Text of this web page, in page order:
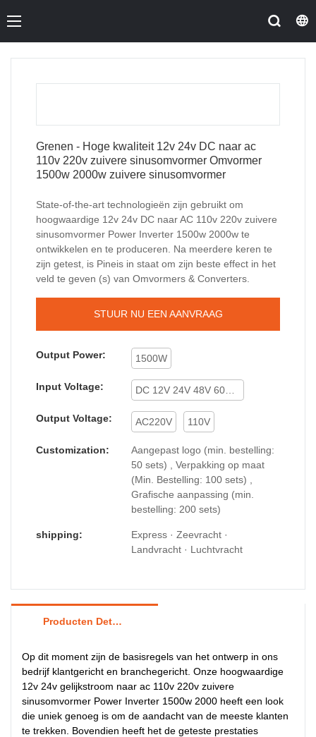
Grenen - Hoge kwaliteit 12v 24v DC naar ac
110v 220v zuivere sinusomvormer Omvormer
1500w 2000w zuivere sinusomvormer
State-of-the-art technologieën zijn gebruikt om
hoogwaardige 12v 24v DC naar AC 110v 220v zuivere
sinusomvormer Power Inverter 1500w 2000w te
ontwikkelen en te produceren. Na meerdere keren te
zijn getest, is Pineis in staat om zijn beste effect in het
veld te geven (s) van Omvormers & Converters.
STUUR NU EEN AANVRAAG
Output Power: 1500W
Input Voltage:
Output Voltage: AC220V 110V
Customization:
Aangepast logo (min. bestelling:
50 sets) , Verpakking op maat
(Min. Bestelling: 100 sets) ,
Grafische aanpassing (min.
bestelling: 200 sets)
shipping:
Express · Zeevracht ·
Landvracht · Luchtvracht
Producten Details
Op dit moment zijn de basisregels van het ontwerp in ons
bedrijf klantgericht en branchegericht. Onze hoogwaardige
12v 24v gelijkstroom naar ac 110v 220v zuivere
sinusomvormer Power Inverter 1500w 2000 heeft een look
die uniek genoeg is om de aandacht van de meeste klanten
te trekken. Bovendien heeft het de geteste prestaties